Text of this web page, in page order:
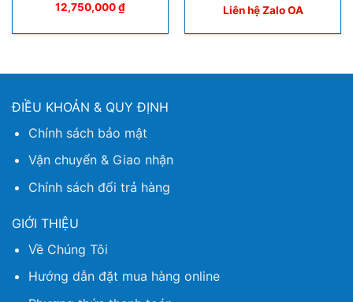
12,750,000₫
Liên hệ Zalo OA
ĐIỀU KHOẢN & QUY ĐỊNH
Chính sách bảo mật
Vận chuyển & Giao nhận
Chính sách đổi trả hàng
GIỚI THIỆU
Về Chúng Tôi
Hướng dẫn đặt mua hàng online